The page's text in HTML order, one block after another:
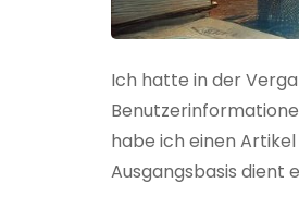
Ich hatte in der
habe ich einen
Ausgangsbasis dient